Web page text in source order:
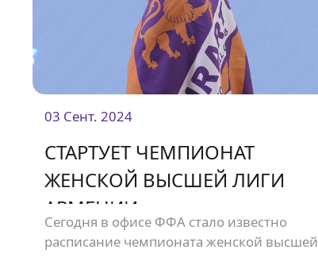
03 Сент. 2024
СТАРТУЕТ ЧЕМПИОНАТ
ЖЕНСКОЙ ВЫСШЕЙ ЛИГИ
АРМЕНИИ
Сегодня в офисе ФФА стало известно
расписание чемпионата женской высшей